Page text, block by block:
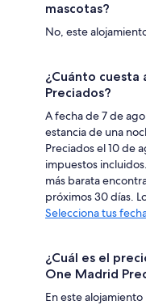
mascotas?
No, este
¿Cuánto cuesta
Preciados?
A fecha de 7 de
estancia de una
Preciados el 10 de
impuestos
más barata
próximos 30 días.
Selecciona tus
¿Cuál es el
One Madrid
En este